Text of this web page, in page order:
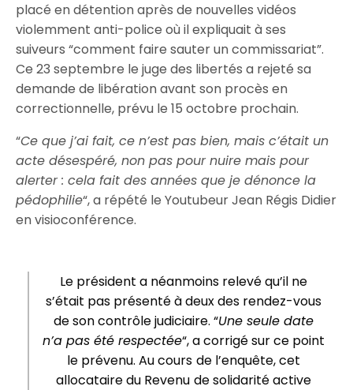
placé en détention après de nouvelles vidéos
violemment anti-police où il expliquait à ses
suiveurs “comment faire sauter un commissariat”.
Ce 23 septembre le juge des libertés a rejeté sa
demande de libération avant son procès en
correctionnelle, prévu le 15 octobre prochain.
“Ce que j’ai fait, ce n’est pas bien, mais c’était un
acte désespéré, non pas pour nuire mais pour
alerter : cela fait des années que je dénonce la
pédophilie“, a répété le Youtubeur Jean Régis Didier
en visioconférence.
Le président a néanmoins relevé qu’il ne
s’était pas présenté à deux des rendez-vous
de son contrôle judiciaire. “Une seule date
n’a pas été respectée“, a corrigé sur ce point
le prévenu. Au cours de l’enquête, cet
allocataire du Revenu de solidarité active